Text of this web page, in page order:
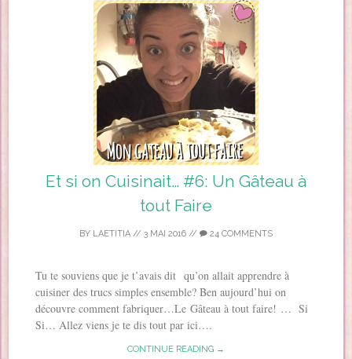
Et si on Cuisinait… #6: Un Gâteau à
tout Faire
BY LAETITIA // 3 MAI 2016 // 24 COMMENTS
Tu te souviens que je t’avais dit qu’on allait apprendre à
cuisiner des trucs simples ensemble? Ben aujourd’hui on
découvre comment fabriquer…Le Gâteau à tout faire! … Si
Si… Allez viens je te dis tout par ici….
CONTINUE READING →